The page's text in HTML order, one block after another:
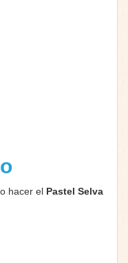
hacer el Pastel Selva